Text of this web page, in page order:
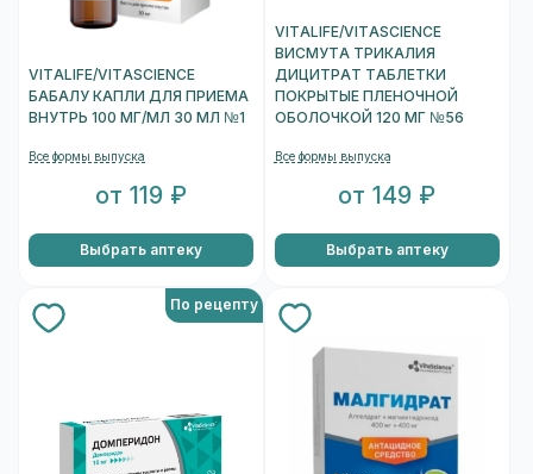
VITALIFE/VITASCIENCE
БАБАЛУ КАПЛИ ДЛЯ ПРИЕМА
ВНУТРЬ 100 МГ/МЛ 30 МЛ №1
Все формы выпуска
от 119 ₽
Выбрать аптеку
VITALIFE/VITASCIENCE
ВИСМУТА ТРИКАЛИЯ
ДИЦИТРАТ ТАБЛЕТКИ
ПОКРЫТЫЕ ПЛЕНОЧНОЙ
ОБОЛОЧКОЙ 120 МГ №56
Все формы выпуска
от 149 ₽
Выбрать аптеку
По рецепту